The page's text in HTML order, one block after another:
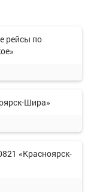
рейсы по
Шира»
«Красноярск-